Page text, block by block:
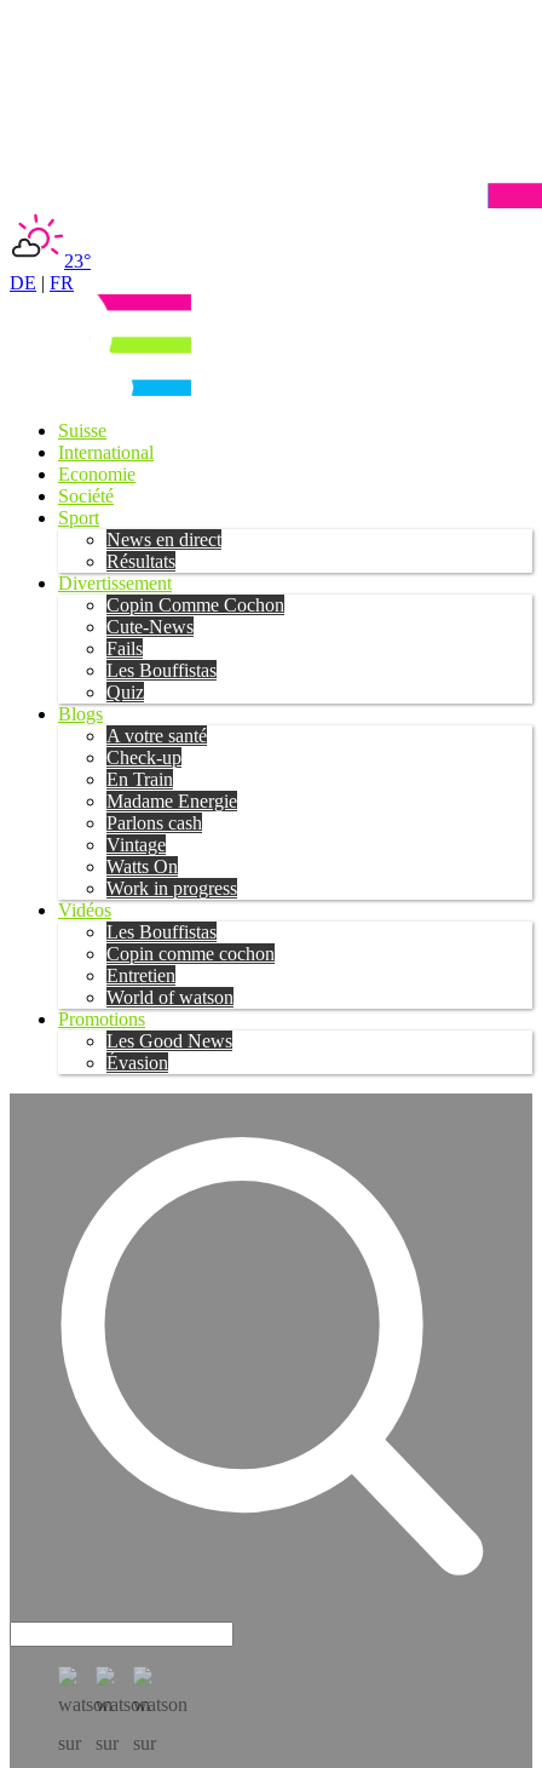
23°
DE | FR
Suisse
International
Economie
Société
Sport
News en direct
Résultats
Divertissement
Copin Comme Cochon
Cute-News
Fails
Les Bouffistas
Quiz
Blogs
A votre santé
Check-up
En Train
Madame Energie
Parlons cash
Vintage
Watts On
Work in progress
Vidéos
Les Bouffistas
Copin comme cochon
Entretien
World of watson
Promotions
Les Good News
Évasion